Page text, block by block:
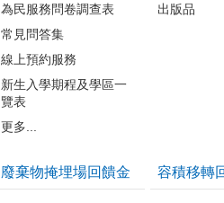
為民服務問卷調查表
常見問答集
線上預約服務
新生入學期程及學區一
覽表
更多...
出版品
廢棄物掩埋場回饋金 容積移轉